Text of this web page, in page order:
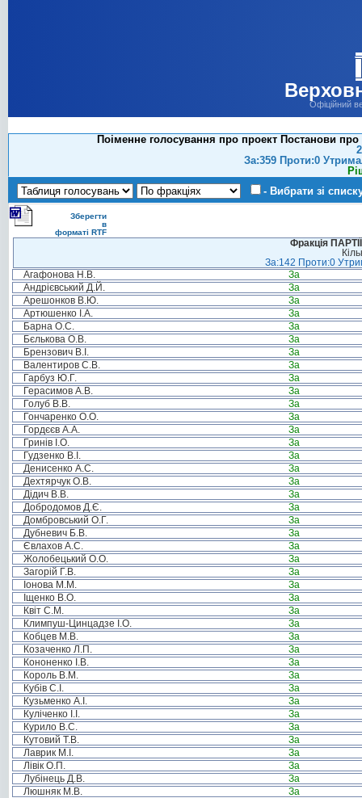
Офіційний
Поіменне голосування про проект Постанови
За:359 Проти:0
- Вибрати зі
Зберегти
в
форматі RTF
Фракція
За:142 Проти:0
Агафонова Н.В.
За
Андрієвський Д.Й.
За
Арешонков В.Ю.
За
Артюшенко І.А.
За
Барна О.С.
За
Бєлькова О.В.
За
Брензович В.І.
За
Валентиров С.В.
За
Гарбуз Ю.Г.
За
Герасимов А.В.
За
Голуб В.В.
За
Гончаренко О.О.
За
Гордєєв А.А.
За
Гринів І.О.
За
Гудзенко В.І.
За
Денисенко А.С.
За
Дехтярчук О.В.
За
Дідич В.В.
За
Добродомов Д.Є.
За
Домбровський О.Г.
За
Дубневич Б.В.
За
Євлахов А.С.
За
Жолобецький О.О.
За
Загорій Г.В.
За
Іонова М.М.
За
Іщенко В.О.
За
Квіт С.М.
За
Климпуш-Цинцадзе І.О.
За
Кобцев М.В.
За
Козаченко Л.П.
За
Кононенко І.В.
За
Король В.М.
За
Кубів С.І.
За
Кузьменко А.І.
За
Куліченко І.І.
За
Курило В.С.
За
Кутовий Т.В.
За
Лаврик М.І.
За
Лівік О.П.
За
Лубінець Д.В.
За
Люшняк М.В.
За